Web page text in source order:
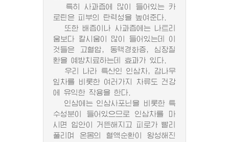
특히 사과즙에 많이 들어있는 카
로틴은 피부의 탄력성을 높여준다.
또한 배즙이나 사과즙에는 나트리
움보다 칼시움이 많이 들어있는데 이
것들은 고혈압, 동맥경화증, 심장질
환을 예방치료하는데 효과가 있다.
우리 나라 특산인 인삼차, 감나무
잎차를 비롯한 여러가지 차류도 건강
에 유익한 작용을 한다.
인삼에는 인삼사포닌을 비롯한 특
수성분이 들어있으므로 인삼차를 마
시면 입안이 거뜬해지고 피로가 빨리
풀리며 온몸의 혈액순환이 왕성해진